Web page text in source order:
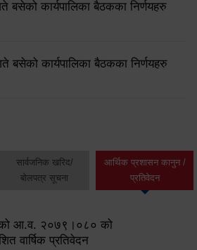
कार्यपालिका बैठकका निर्णयहरु
बसेको कार्यपालिका बैठकका निर्णयहरु
सार्वजनिक खरिद/
बोलपत्र सूचना
आर्थिक प्रशासन कानुन /
प्रतिवेदन
आ.व. २०७९।०८० को
वार्षिक प्रतिवेदन